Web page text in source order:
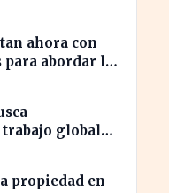
un
ahora con
para abordar la
global
propiedad en